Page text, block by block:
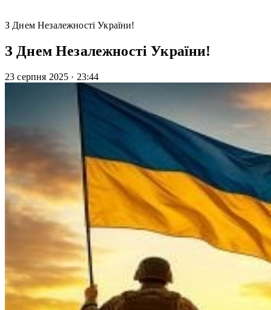
З Днем Незалежності України!
З Днем Незалежності України!
23 серпня 2025 · 23:44